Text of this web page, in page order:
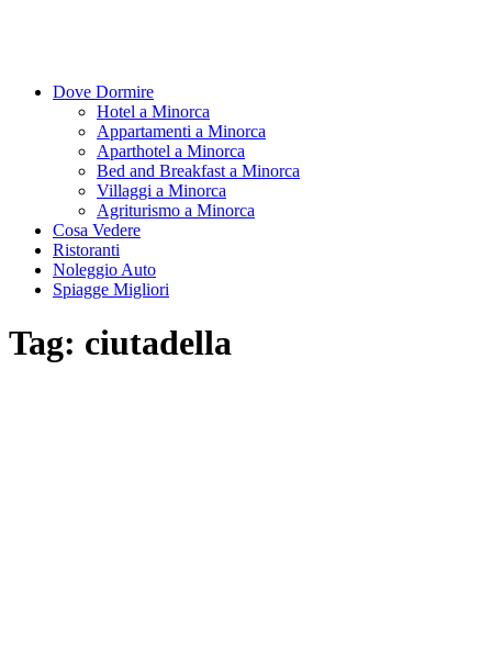
Dove Dormire
Hotel a Minorca
Appartamenti a Minorca
Aparthotel a Minorca
Bed and Breakfast a Minorca
Villaggi a Minorca
Agriturismo a Minorca
Cosa Vedere
Ristoranti
Noleggio Auto
Spiagge Migliori
Tag: ciutadella